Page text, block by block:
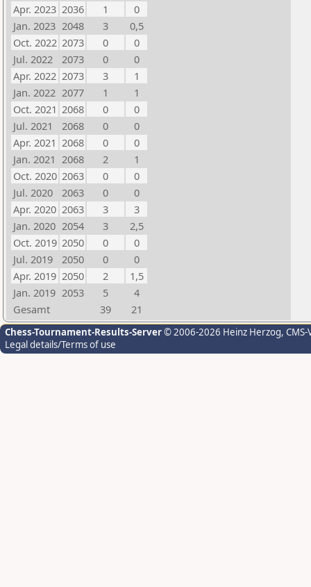
Apr. 2023 2036 1
0
Jan. 2023 2048 3
0,5
Oct. 2022 2073 0
0
Jul. 2022
2073 0
0
Apr. 2022 2073 3
1
Jan. 2022 2077 1
1
Oct. 2021 2068 0
0
Jul. 2021
2068 0
0
Apr. 2021 2068 0
0
Jan. 2021 2068 2
1
Oct. 2020 2063 0
0
Jul. 2020
2063 0
0
Apr. 2020 2063 3
3
Jan. 2020 2054 3
2,5
Oct. 2019 2050 0
0
Jul. 2019
2050 0
0
Apr. 2019 2050 2
1,5
Jan. 2019 2053 5
4
Gesamt
39 21
Chess-Tournament-Results-Server© 2006-2026 Heinz Herzog,
Legal details/Terms of use